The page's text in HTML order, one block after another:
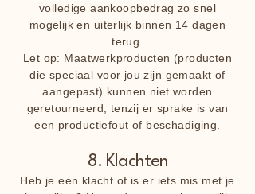
volledige aankoopbedrag zo snel
mogelijk en uiterlijk binnen 14 dagen
terug.
Let op: Maatwerkproducten (producten
die speciaal voor jou zijn gemaakt of
aangepast) kunnen niet worden
geretourneerd, tenzij er sprake is van
een productiefout of beschadiging.
8. Klachten
Heb je een klacht of is er iets mis met je